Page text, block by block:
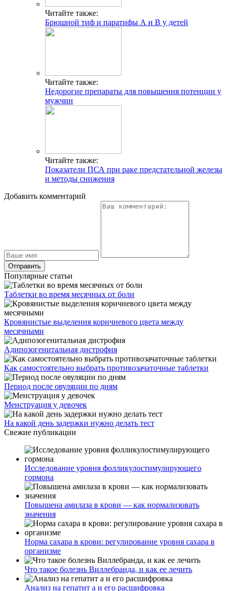
Читайте также:
Брюшной тиф и паратифы А и В у детей
Читайте также:
Недорогие препараты для повышения потенции у
мужчин
Читайте также:
Показатели ПСА при раке предстательной железы
и методы снижения
Добавить комментарий
Популярные статьи
Таблетки во время месячных от боли
Кровянистые выделения коричневого цвета между
месячными
Адипозогенитальная дистрофия
Как самостоятельно выбрать противозачаточные таблетки
Период после овуляции по дням
Менструация у девочек
На какой день задержки нужно делать тест
Свежие публикации
Исследование уровня фолликулостимулирующего
гормона
Повышена амилаза в крови — как нормализовать
значения
Норма сахара в крови: регулирование уровня сахара в
организме
Что такое болезнь Виллебранда, и как ее лечить
Анализ на гепатит а и его расшифровка